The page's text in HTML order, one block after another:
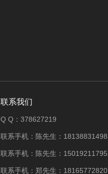
联系我们
Q Q：378627219
联系手机：陈先生：18138831498
联系手机：陈先生：15019211795
联系手机：郑先生：18165772820